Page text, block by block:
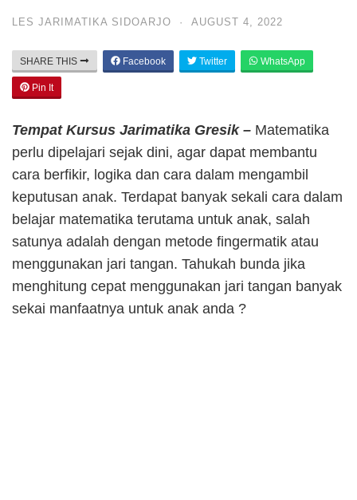
LES JARIMATIKA SIDOARJO · AUGUST 4, 2022
SHARE THIS Facebook Twitter WhatsApp
Pin It
Tempat Kursus Jarimatika Gresik – Matematika
perlu dipelajari sejak dini, agar dapat membantu
cara berfikir, logika dan cara dalam mengambil
keputusan anak. Terdapat banyak sekali cara dalam
belajar matematika terutama untuk anak, salah
satunya adalah dengan metode fingermatik atau
menggunakan jari tangan. Tahukah bunda jika
menghitung cepat menggunakan jari tangan banyak
sekai manfaatnya untuk anak anda ?